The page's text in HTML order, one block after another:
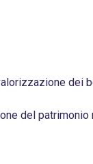
dei
del patrimonio